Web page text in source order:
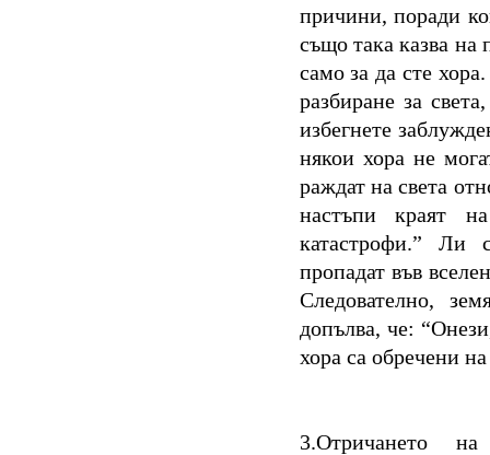
причини, поради
също така казва на
само за да сте
разбиране за
избегнете
някои хора не
раждат на света
настъпи краят
катастрофи.” Ли
пропадат във
Следователно,
допълва, че:
хора са обречени
3.Отричането